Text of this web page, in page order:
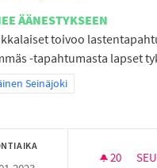
ÄÄNESTYKSEEN
toivoo
-tapahtumasta lapset
tulokset teeman mukaan:
Seinäjoki
20 20